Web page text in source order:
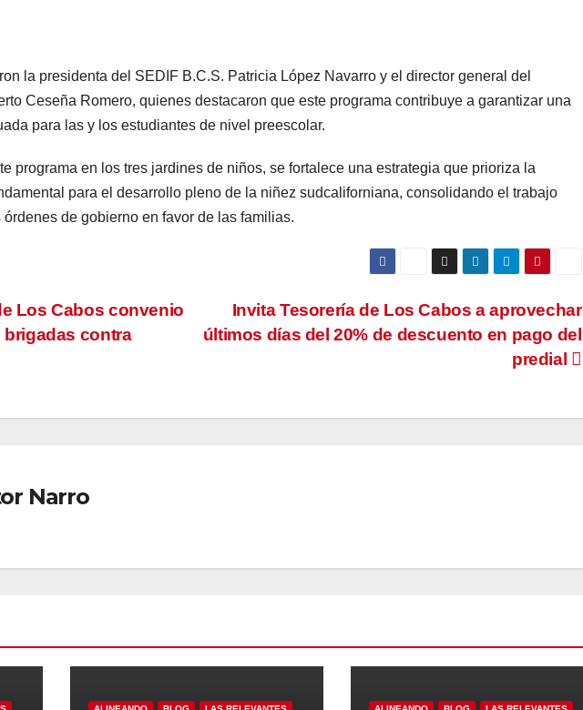
la presidenta del SEDIF B.C.S. Patricia López Navarro y el director general del
Ceseña Romero, quienes destacaron que este programa contribuye a garantizar una
para las y los estudiantes de nivel preescolar.
programa en los tres jardines de niños, se fortalece una estrategia que prioriza la
para el desarrollo pleno de la niñez sudcaliforniana, consolidando el trabajo
de gobierno en favor de las familias.
Invita Tesorería de Los Cabos a aprovechar
últimos días del 20% de descuento en pago del
predial
Los Cabos convenio
contra
Narro